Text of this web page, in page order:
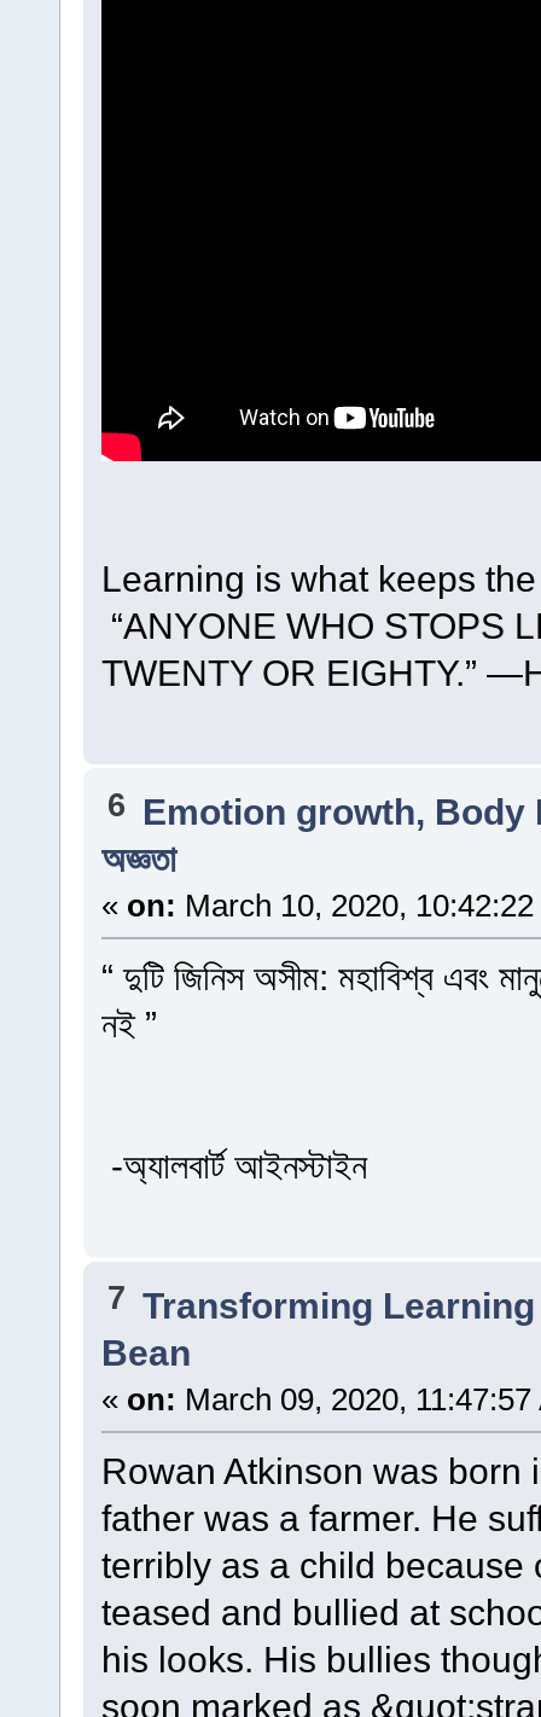
Learning is what keeps
“ANYONE WHO STOPS
TWENTY OR EIGHTY.”
6 Emotion growth, Body
অজ্ঞতা
« on: March 10, 2020,
“ দুটি জিনিস অসীম: মহাবিশ্ব এবং
নই ”
-অ্যালবার্ট আইনস্টাইন
7 Transforming
Bean
« on: March 09, 2020, 11:47:57
Rowan Atkinson was
father was a farmer. He
terribly as a child because
teased and bullied at
his looks. His bullies
soon marked as